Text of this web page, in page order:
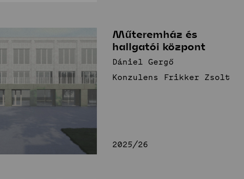
Műteremház és
hallgatói központ
Dániel Gergő
Konzulens Frikker Zsolt
2025/26